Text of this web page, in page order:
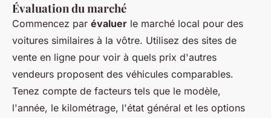
Évaluation du marché
Commencez par évaluer le marché local pour des
voitures similaires à la vôtre. Utilisez des sites de
vente en ligne pour voir à quels prix d'autres
vendeurs proposent des véhicules comparables.
Tenez compte de facteurs tels que le modèle,
l'année, le kilométrage, l'état général et les options